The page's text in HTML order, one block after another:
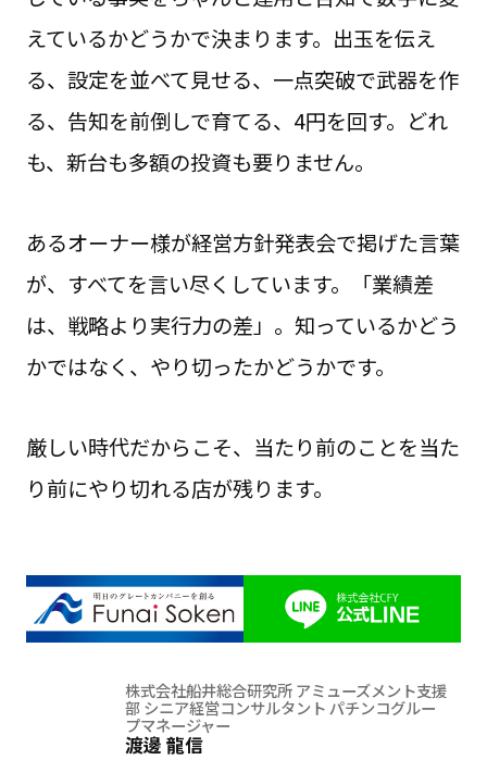
えているかどうかで決まります。出玉を伝え
る、設定を並べて見せる、一点突破で武器を作
る、告知を前倒しで育てる、4円を回す。どれ
も、新台も多額の投資も要りません。
あるオーナー様が経営方針発表会で掲げた言葉
が、すべてを言い尽くしています。「業績差
は、戦略より実行力の差」。知っているかどう
かではなく、やり切ったかどうかです。
厳しい時代だからこそ、当たり前のことを当た
り前にやり切れる店が残ります。
株式会社船井総合研究所 アミューズメント支援
部 シニア経営コンサルタント パチンコグルー
プマネージャー
渡邊 龍信